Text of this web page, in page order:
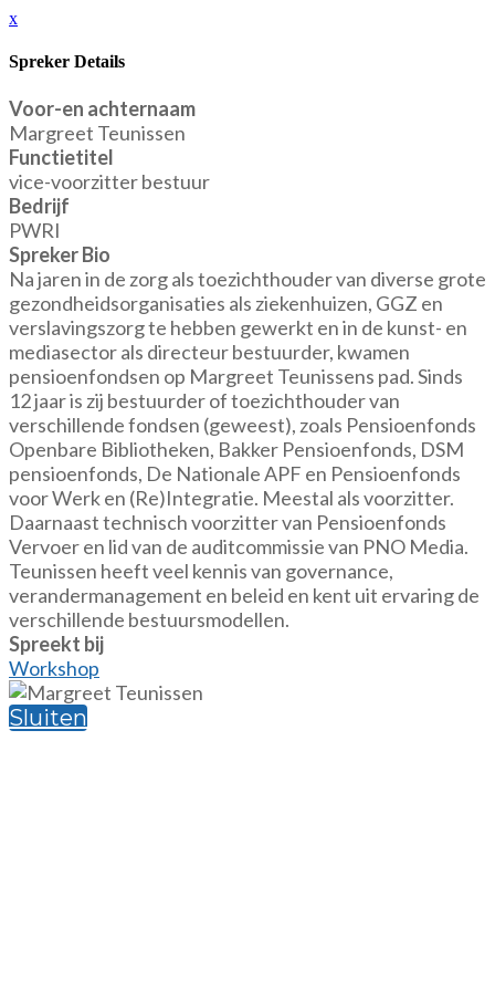
x
Spreker Details
Voor-en achternaam
Margreet Teunissen
Functietitel
vice-voorzitter bestuur
Bedrijf
PWRI
Spreker Bio
Na jaren in de zorg als toezichthouder van diverse grote
gezondheidsorganisaties als ziekenhuizen, GGZ en
verslavingszorg te hebben gewerkt en in de kunst- en
mediasector als directeur bestuurder, kwamen
pensioenfondsen op Margreet Teunissens pad. Sinds
12 jaar is zij bestuurder of toezichthouder van
verschillende fondsen (geweest), zoals Pensioenfonds
Openbare Bibliotheken, Bakker Pensioenfonds, DSM
pensioenfonds, De Nationale APF en Pensioenfonds
voor Werk en (Re)Integratie. Meestal als voorzitter.
Daarnaast technisch voorzitter van Pensioenfonds
Vervoer en lid van de auditcommissie van PNO Media.
Teunissen heeft veel kennis van governance,
verandermanagement en beleid en kent uit ervaring de
verschillende bestuursmodellen.
Spreekt bij
Workshop
Sluiten